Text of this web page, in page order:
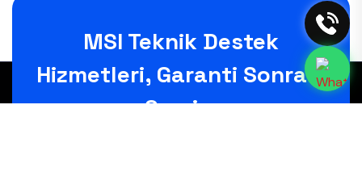
MSI Teknik Destek
Hizmetleri, Garanti Sonrası
Servis.
Copyright © 2025 All Rights Reserved